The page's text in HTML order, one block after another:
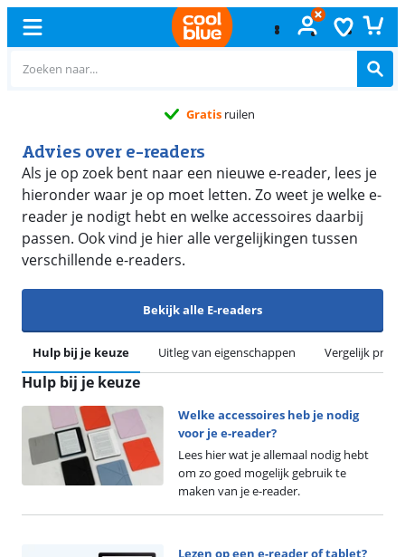
Gratis ruilen
Advies over e-readers
Als je op zoek bent naar een nieuwe e-reader, lees je
hieronder waar je op moet letten. Zo weet je welke e-
reader je nodigt hebt en welke accessoires daarbij
passen. Ook vind je hier alle vergelijkingen tussen
verschillende e-readers.
Bekijk alle E-readers
Hulp bij je keuze Uitleg van eigenschappen Vergelijk
Hulp bij je keuze
Welke accessoires heb je nodig
voor je e-reader?
Lees hier wat je allemaal nodig hebt
om zo goed mogelijk gebruik te
maken van je e-reader.
Lezen op een e-reader of tablet?